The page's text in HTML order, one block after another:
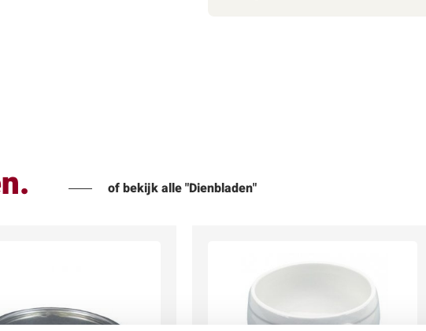
of bekijk alle "Dienbladen"